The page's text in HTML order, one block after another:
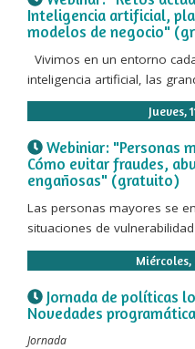
Inteligencia artificial,
modelos de negocio"
Vivimos en un entorno
inteligencia artificial, las
Jueves,
Webiniar: "Personas
Cómo evitar fraudes,
engañosas" (gratuito)
Las personas mayores se
situaciones de
Jornada de políticas
Novedades
Jornada